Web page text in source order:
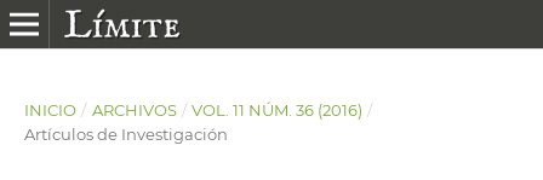
INICIO / ARCHIVOS / VOL. 11 NÚM. 36 (2016) /
Artículos de Investigación